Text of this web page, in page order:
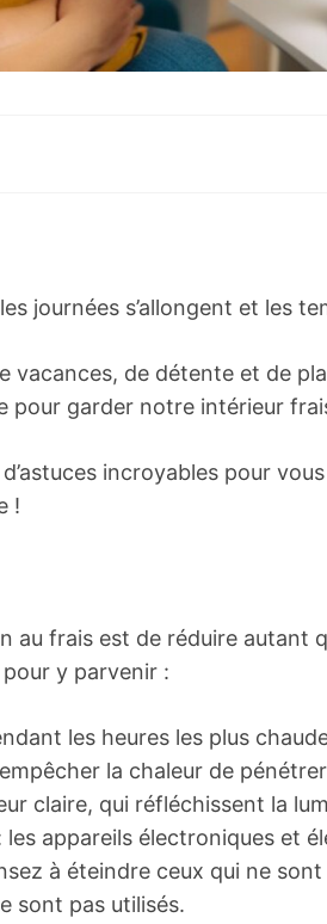
journées s’allongent et les
vacances, de détente et de
garder notre intérieur
incroyables pour
!
au frais est de réduire autant
pour y parvenir :
les heures les plus
la chaleur de
claire, qui réfléchissent la
les appareils électroniques et
à éteindre ceux qui ne
sont pas utilisés.